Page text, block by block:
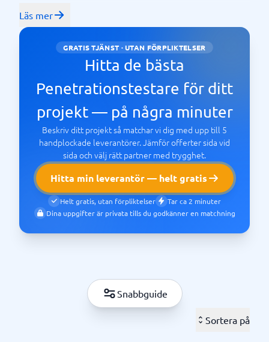
specialisering och omdömen. Kontakta gärna flera
aktörer, be om konkreta exempel från liknande
uppdrag och jämför upplägg och pris innan ni
bestämmer er.
Läs mer
GRATIS TJÄNST · UTAN FÖRPLIKTELSER
Hitta de bästa
Penetrationstestare för ditt
projekt — på några minuter
Beskriv ditt projekt så matchar vi dig med upp till 5
handplockade leverantörer. Jämför offerter sida vid
sida och välj rätt partner med trygghet.
Hitta min leverantör — helt gratis
Helt gratis, utan förpliktelser
Tar ca 2 minuter
Dina uppgifter är privata tills du godkänner en matchning
Snabbguide
Sortera på